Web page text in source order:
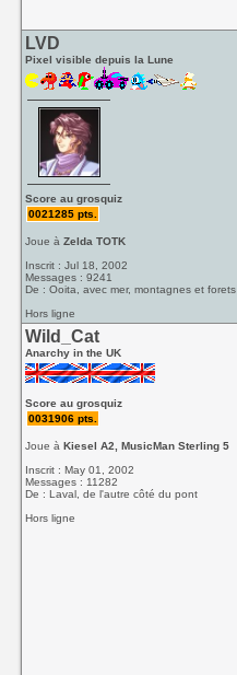
LVD
Pixel visible depuis la Lune
Score au grosquiz
0021285 pts.
Joue àZelda TOTK
Inscrit : Jul 18, 2002
Messages : 9241
De : Ooita, avec mer, montagnes et forets
Hors ligne
Wild_Cat
Anarchy in the UK
Score au grosquiz
0031906 pts.
Joue àKiesel A2, MusicMan Sterling 5
Inscrit : May 01, 2002
Messages : 11282
De : Laval, de l'autre côté du pont
Hors ligne